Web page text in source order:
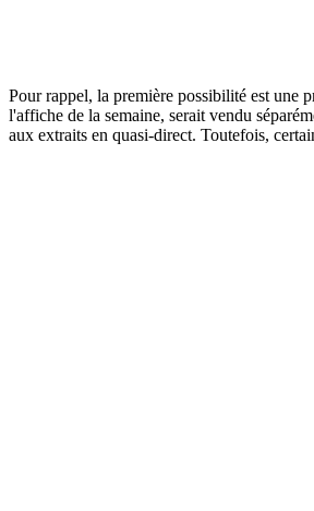
Pour rappel, la première possibilité est une
l'affiche de la semaine, serait vendu
aux extraits en quasi-direct. Toutefois,